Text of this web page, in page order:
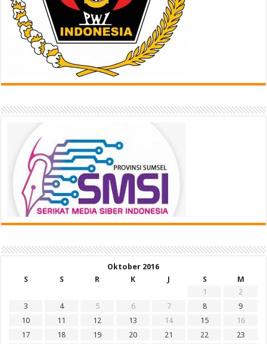
Oktober 2016
S
S R K J S
M
1
2
3
4 5 6 7 8
9
10
11 12 13 14 15
16
17
18 19 20 21 22
23